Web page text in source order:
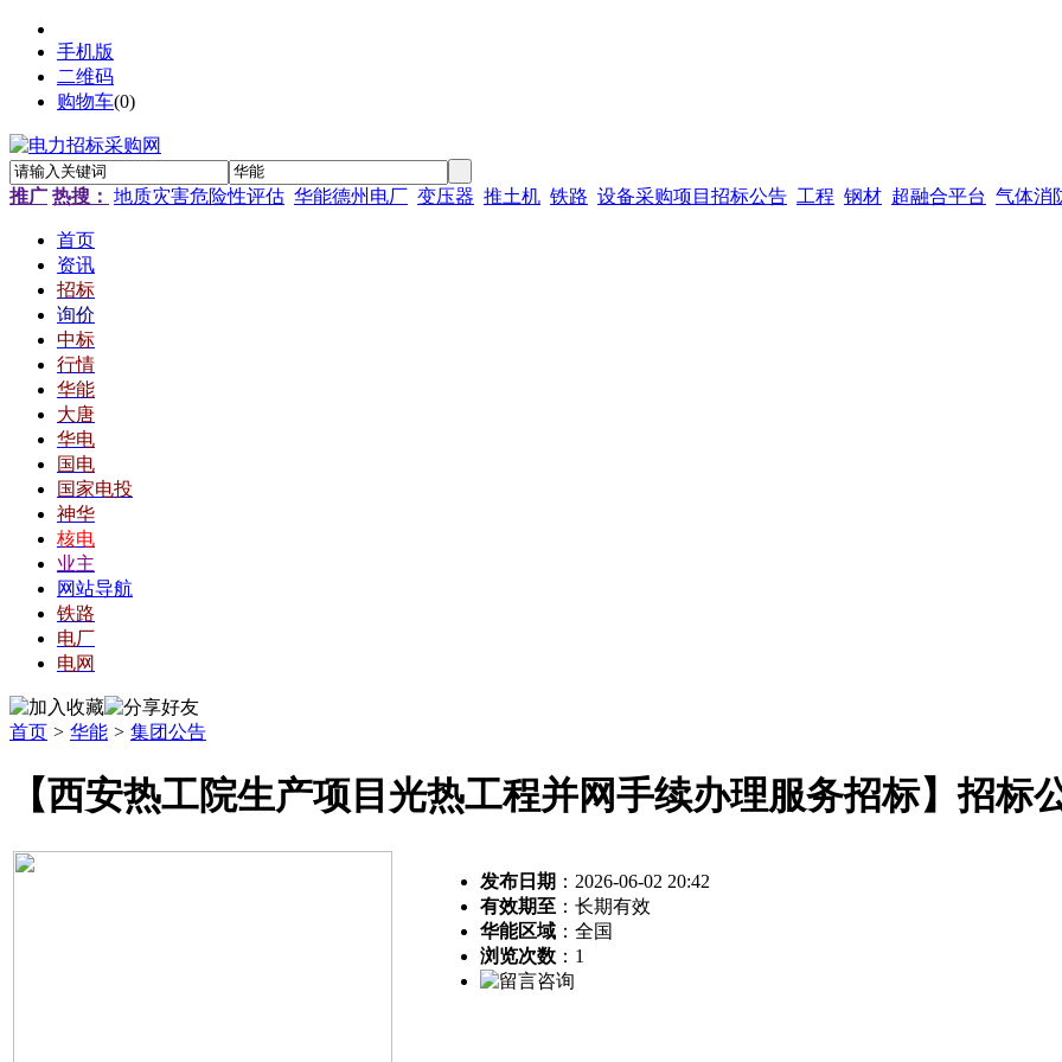
手机版
二维码
购物车(0)
推广 热搜： 地质灾害危险性评估 华能德州电厂 变压器 推土机 铁路 设备采购项目招标公告 工程 钢材 超融合平台 气体消
首页
资讯
招标
询价
中标
行情
华能
大唐
华电
国电
国家电投
神华
核电
业主
网站导航
铁路
电厂
电网
首页 > 华能 > 集团公告
【西安热工院生产项目光热工程并网手续办理服务招标】招标
发布日期 ：2026-06-02 20:42
有效期至 ：长期有效
华能区域 ：全国
浏览次数 ： 1